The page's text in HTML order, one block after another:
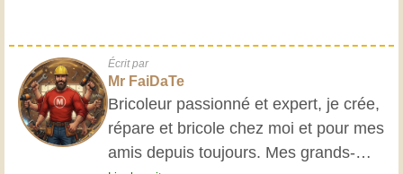
Écrit par
Mr FaiDaTe
Bricoleur passionné et expert, je crée,
répare et bricole chez moi et pour mes
amis depuis toujours. Mes grands-